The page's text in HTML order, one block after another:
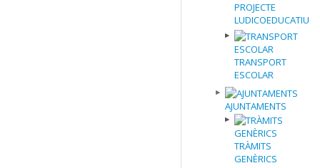
PROJECTE
LUDICOEDUCATIU
TRANSPORT
ESCOLAR
AJUNTAMENTS
TRÀMITS
GENÈRICS